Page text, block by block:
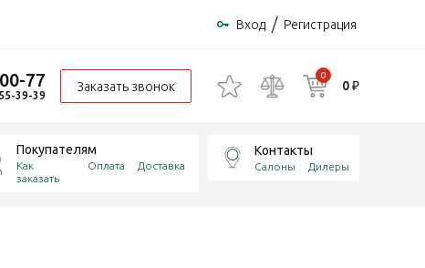
Вход / Регистрация
77
39-39
Заказать звонок
0
0 ₽
Покупателям
Как
заказать
Оплата Доставка
Контакты
Салоны Дилеры